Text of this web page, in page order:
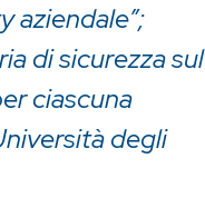
aziendale”;
di sicurezza sul
ciascuna
degli